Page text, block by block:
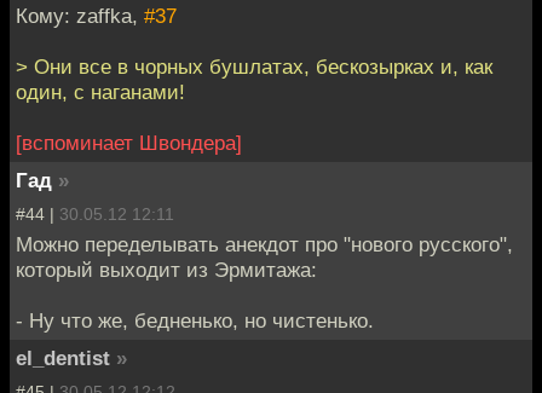
Кому: zaffka, #37
> Они все в чорных бушлатах, бескозырках и, как
один, с наганами!
[вспоминает Швондера]
Гад »
#44 | 30.05.12 12:11
Можно переделывать анекдот про "нового русского",
который выходит из Эрмитажа:
- Ну что же, бедненько, но чистенько.
el_dentist »